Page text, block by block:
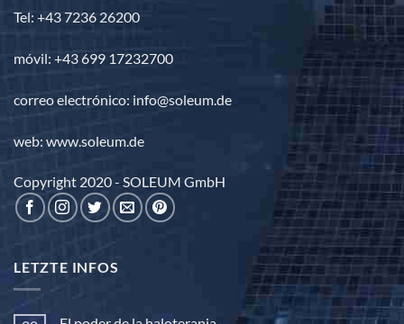
Tel: +43 7236 26200
móvil: +43 699 17232700
correo electrónico: info@soleum.de
web: www.soleum.de
Copyright 2020 - SOLEUM GmbH
LETZTE INFOS